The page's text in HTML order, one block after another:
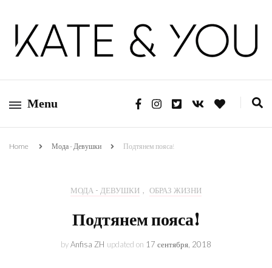
Kate&You
Menu
Home Мода - Девушки Подтянем пояса!
МОДА - ДЕВУШКИ , ОБРАЗ ЖИЗНИ
Подтянем пояса!
byAnfisa ZH updated on 17 сентября, 2018